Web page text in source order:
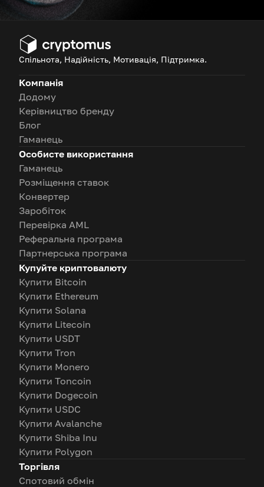
Спільнота, Надійність, Мотивація, Підтримка.
Компанія
Додому
Керівництво бренду
Блог
Гаманець
Особисте використання
Гаманець
Розміщення ставок
Конвертер
Заробіток
Перевірка AML
Реферальна програма
Партнерська програма
Купуйте криптовалюту
Купити Bitcoin
Купити Ethereum
Купити Solana
Купити Litecoin
Купити USDT
Купити Tron
Купити Monero
Купити Toncoin
Купити Dogecoin
Купити USDC
Купити Avalanche
Купити Shiba Inu
Купити Polygon
Торгівля
Спотовий обмін